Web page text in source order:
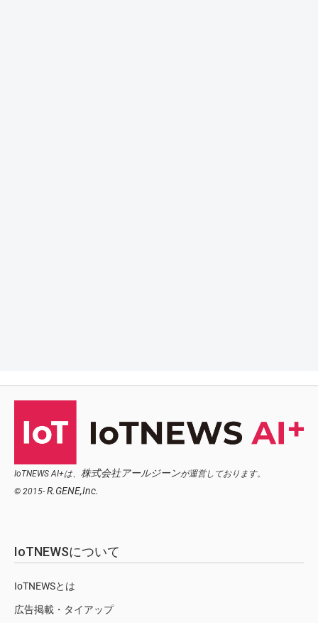
IoTNEWS AI+は、 株式会社アールジーンが運営しております。
© 2015- R.GENE,Inc.
IoTNEWSについて
IoTNEWSとは
広告掲載・タイアップ